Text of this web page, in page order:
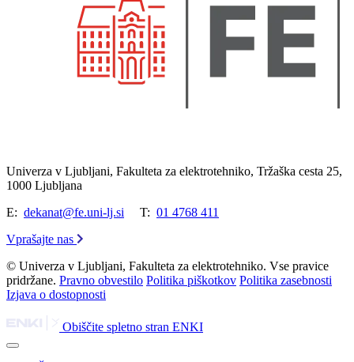
Univerza v Ljubljani, Fakulteta za elektrotehniko, Tržaška cesta 25,
1000 Ljubljana
E: dekanat@fe.uni-lj.si T: 01 4768 411
Vprašajte nas
© Univerza v Ljubljani, Fakulteta za elektrotehniko. Vse pravice
pridržane. Pravno obvestilo Politika piškotkov Politika zasebnosti
Izjava o dostopnosti
Obiščite spletno stran ENKI